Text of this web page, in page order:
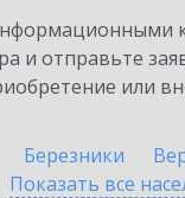
и отправьте
или
Березники
Показать все